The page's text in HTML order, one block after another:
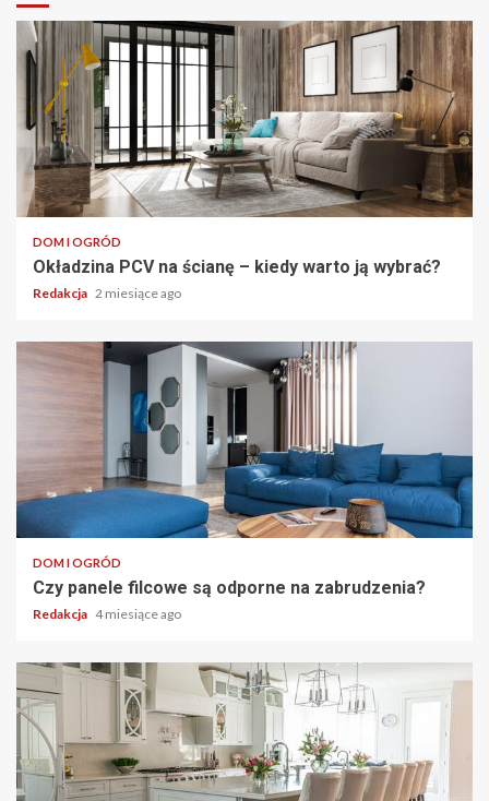
DOM I OGRÓD
Okładzina PCV na ścianę – kiedy warto ją wybrać?
Redakcja 2 miesiące ago
DOM I OGRÓD
Czy panele filcowe są odporne na zabrudzenia?
Redakcja 4 miesiące ago